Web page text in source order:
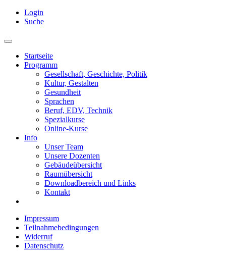
Login
Suche
Startseite
Programm
Gesellschaft, Geschichte, Politik
Kultur, Gestalten
Gesundheit
Sprachen
Beruf, EDV, Technik
Spezialkurse
Online-Kurse
Info
Unser Team
Unsere Dozenten
Gebäudeübersicht
Raumübersicht
Downloadbereich und Links
Kontakt
Impressum
Teilnahmebedingungen
Widerruf
Datenschutz